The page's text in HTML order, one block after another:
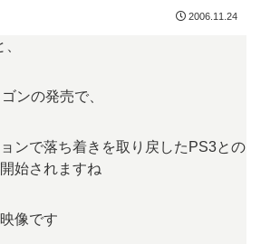
2006.11.24
ンの発売で、
ンで落ち着きを取り戻したPS3との
始されますね
像です